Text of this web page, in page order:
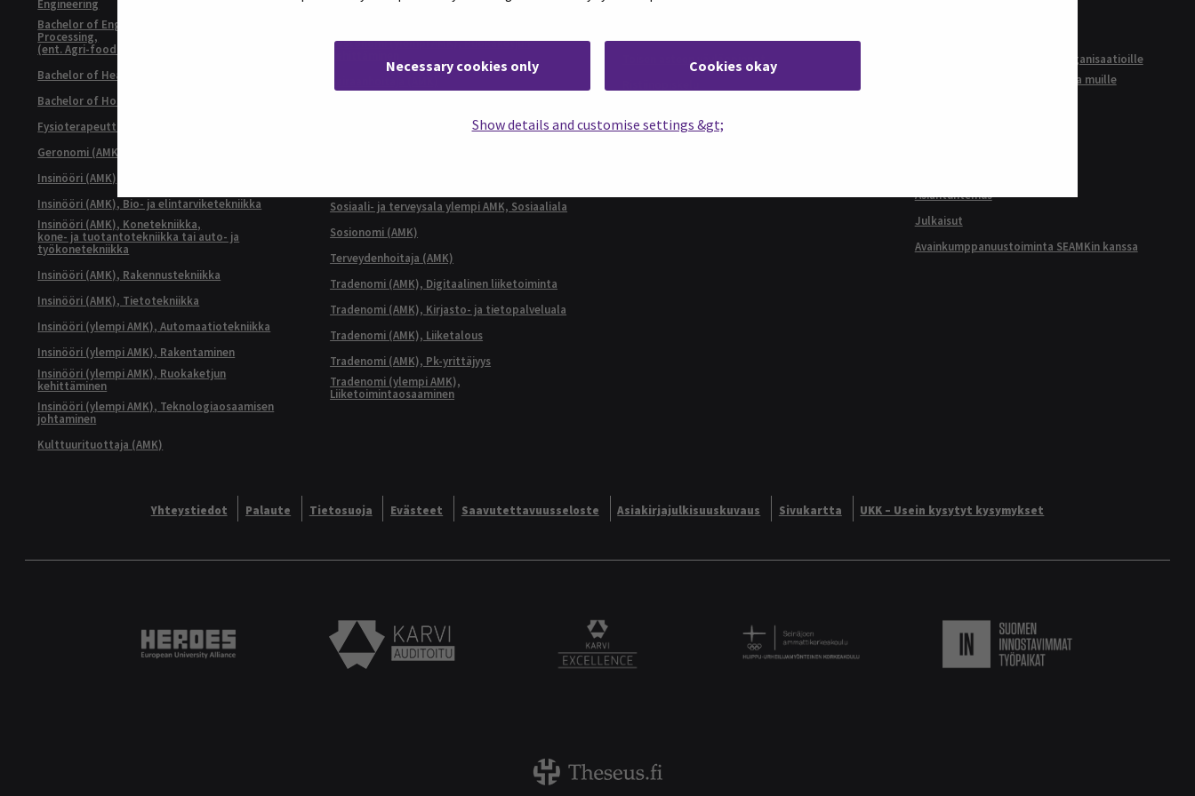
Necessary cookies only Cookies okay
Show details and customise settings &gt;
Engineering
Bachelor of Engineering, Sustainable Food
Processing,
(ent. Agri-food Engineering)
Bachelor of Health Care, Nursing
Bachelor of Hospitality Management
Fysioterapeutti (AMK)
Geronomi (AMK)
Insinööri (AMK), Automaatiotekniikka
Insinööri (AMK), Bio- ja elintarviketekniikka
Insinööri (AMK), Konetekniikka,
kone- ja tuotantotekniikka tai auto- ja
työkonetekniikka
Insinööri (AMK), Rakennustekniikka
Insinööri (AMK), Tietotekniikka
Insinööri (ylempi AMK), Automaatiotekniikka
Insinööri (ylempi AMK), Rakentaminen
Insinööri (ylempi AMK), Ruokaketjun
kehittäminen
Insinööri (ylempi AMK), Teknologiaosaamisen
johtaminen
Kulttuurituottaja (AMK)
Restonomi (ylempi AMK), Ruokaketjun
Sosiaali- ja terveysala ylempi AMK,
Sosiaali- ja terveysala ylempi AMK, Sosiaaliala
Sosionomi (AMK)
Terveydenhoitaja (AMK)
Tradenomi (AMK), Digitaalinen liiketoiminta
Tradenomi (AMK), Kirjasto- ja tietopalveluala
Tradenomi (AMK), Liiketalous
Tradenomi (AMK), Pk-yrittäjyys
Tradenomi (ylempi AMK),
Liiketoimintaosaaminen
Toisen asteen väyläopinnot
Palvelut yrityksille ja muille organisaatioille
Kehittämistyökalut yrityksille ja muille
Asiantuntemus
Julkaisut
Avainkumppanuustoiminta SEAMKin kanssa
Yhteystiedot Palaute Tietosuoja Evästeet Saavutettavuusseloste Asiakirjajulkisuuskuvaus Sivukartta UKK – Usein kysytyt kysymykset
Heroes European University Alliance logo
Karvi Auditoitu logo KARVI Excellence logo. Logo Suomen innostavimmat
Theseus logo